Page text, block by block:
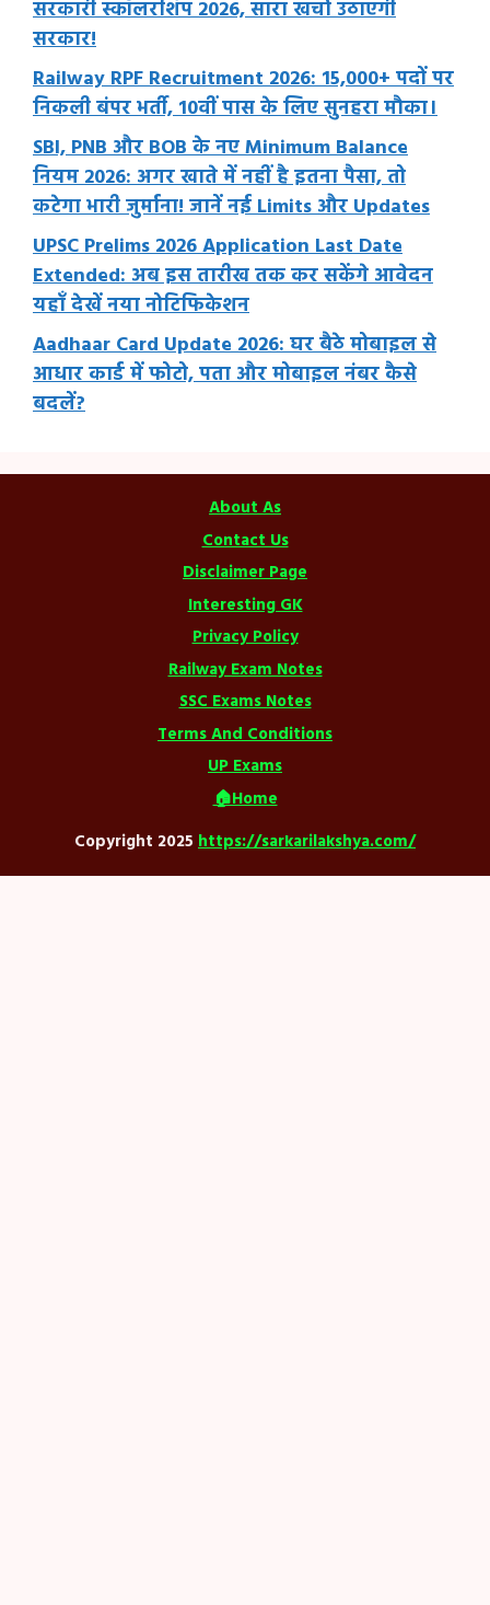
सरकारी स्कॉलरशिप 2026, सारा खर्चा उठाएगी
सरकार!
Railway RPF Recruitment 2026: 15,000+ पदों पर
निकली बंपर भर्ती, 10वीं पास के लिए सुनहरा मौका।
SBI, PNB और BOB के नए Minimum Balance
नियम 2026: अगर खाते में नहीं है इतना पैसा, तो
कटेगा भारी जुर्माना! जानें नई Limits और Updates
UPSC Prelims 2026 Application Last Date
Extended: अब इस तारीख तक कर सकेंगे आवेदन
यहाँ देखें नया नोटिफिकेशन
Aadhaar Card Update 2026: घर बैठे मोबाइल से
आधार कार्ड में फोटो, पता और मोबाइल नंबर कैसे
बदलें?
About As
Contact Us
Disclaimer Page
Interesting GK
Privacy Policy
Railway Exam Notes
SSC Exams Notes
Terms And Conditions
UP Exams
🏠Home
Copyright 2025 https://sarkarilakshya.com/